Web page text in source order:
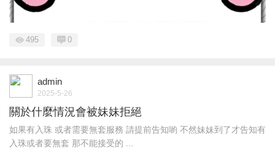
495 0
admin
2025-5-26
關於什麼情況會被妹妹拒絕
如果有入珠 或者需要無套服務 請提前告知喲 不然妹妹到了才告知有
入珠或者要無套 那不能接受的 ...